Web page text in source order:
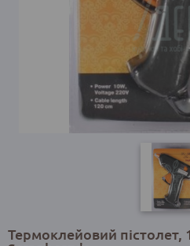
Термоклейовий пістолет,